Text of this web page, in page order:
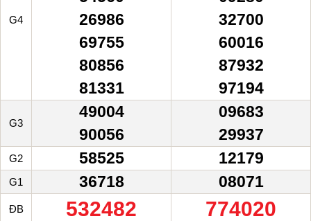
G4
26986
69755
80856
81331
32700
60016
87932
97194
G3
49004
90056
09683
29937
G2 58525 12179
G1 36718 08071
ĐB 532482 774020